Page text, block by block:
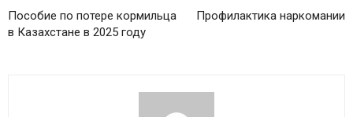
Пособие по потере кормильца
в Казахстане в 2025 году
Профилактика наркомании